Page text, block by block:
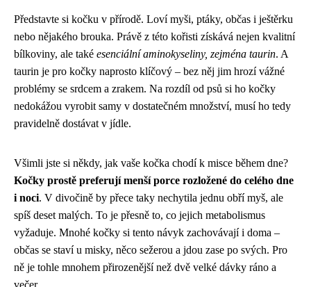
Představte si kočku v přírodě. Loví myši, ptáky, občas i ještěrku
nebo nějakého brouka. Právě z této kořisti získává nejen kvalitní
bílkoviny, ale také esenciální aminokyseliny, zejména taurin. A
taurin je pro kočky naprosto klíčový – bez něj jim hrozí vážné
problémy se srdcem a zrakem. Na rozdíl od psů si ho kočky
nedokážou vyrobit samy v dostatečném množství, musí ho tedy
pravidelně dostávat v jídle.
Všimli jste si někdy, jak vaše kočka chodí k misce během dne?
Kočky prostě preferují menší porce rozložené do celého dne
i noci. V divočině by přece taky nechytila jednu obří myš, ale
spíš deset malých. To je přesně to, co jejich metabolismus
vyžaduje. Mnohé kočky si tento návyk zachovávají i doma –
občas se staví u misky, něco sežerou a jdou zase po svých. Pro
ně je tohle mnohem přirozenější než dvě velké dávky ráno a
večer.